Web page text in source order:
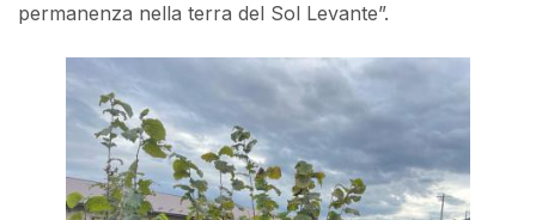
permanenza nella terra del Sol Levante”.